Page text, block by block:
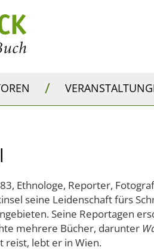
/
Ethnologe, Reporter,
seine Leidenschaft fürs
Seine Reportagen
mehrere Bücher, darunter
reist, lebt er in Wien.